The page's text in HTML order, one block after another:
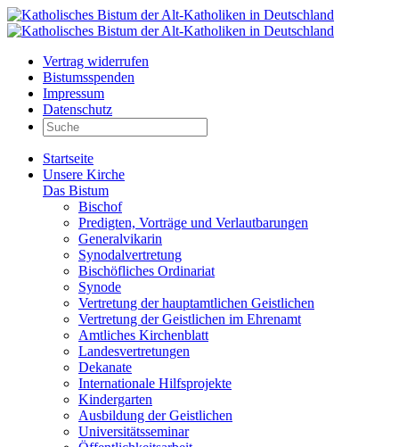
Vertrag widerrufen
Bistumsspenden
Impressum
Datenschutz
Startseite
Unsere Kirche
Das Bistum
Bischof
Predigten, Vorträge und Verlautbarungen
Generalvikarin
Synodalvertretung
Bischöfliches Ordinariat
Synode
Vertretung der hauptamtlichen Geistlichen
Vertretung der Geistlichen im Ehrenamt
Amtliches Kirchenblatt
Landesvertretungen
Dekanate
Internationale Hilfsprojekte
Kindergarten
Ausbildung der Geistlichen
Universitätsseminar